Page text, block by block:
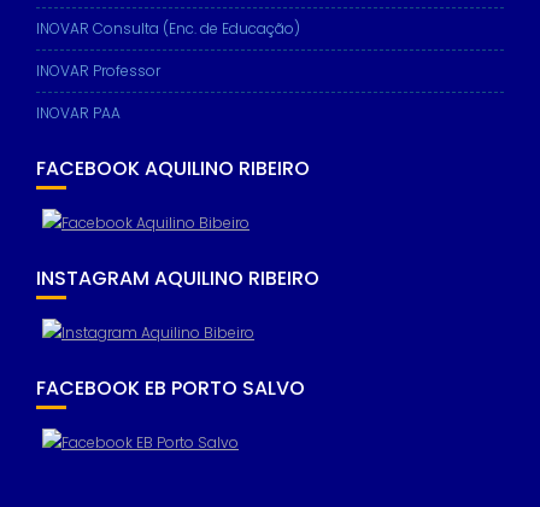
INOVAR Consulta (Enc. de Educação)
INOVAR Professor
INOVAR PAA
FACEBOOK AQUILINO RIBEIRO
INSTAGRAM AQUILINO RIBEIRO
FACEBOOK EB PORTO SALVO